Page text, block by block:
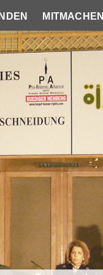
MITMACHEN